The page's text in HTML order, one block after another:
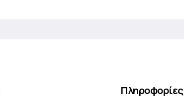
Πληροφορίες